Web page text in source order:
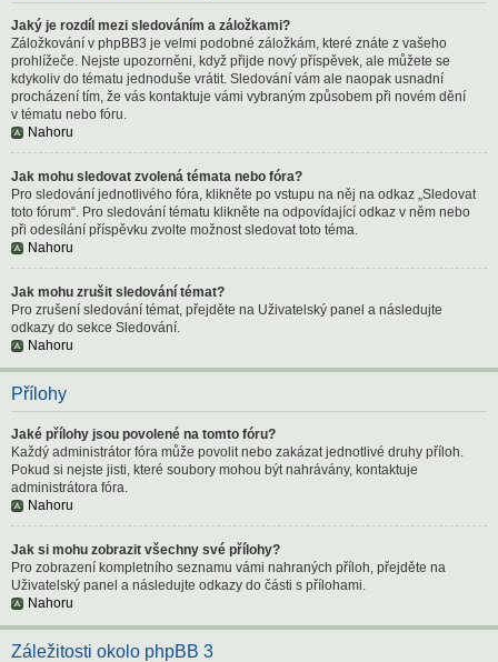
Jaký je rozdíl mezi sledováním a záložkami?
Záložkování v phpBB3 je velmi podobné záložkám, které znáte z vašeho
prohlížeče. Nejste upozorněni, když přijde nový příspěvek, ale můžete se
kdykoliv do tématu jednoduše vrátit. Sledování vám ale naopak usnadní
procházení tím, že vás kontaktuje vámi vybraným způsobem při novém dění
v tématu nebo fóru.
Nahoru
Jak mohu sledovat zvolená témata nebo fóra?
Pro sledování jednotlivého fóra, klikněte po vstupu na něj na odkaz „Sledovat
toto fórum“. Pro sledování tématu klikněte na odpovídající odkaz v něm nebo
při odesílání příspěvku zvolte možnost sledovat toto téma.
Nahoru
Jak mohu zrušit sledování témat?
Pro zrušení sledování témat, přejděte na Uživatelský panel a následujte
odkazy do sekce Sledování.
Nahoru
Přílohy
Jaké přílohy jsou povolené na tomto fóru?
Každý administrátor fóra může povolit nebo zakázat jednotlivé druhy příloh.
Pokud si nejste jisti, které soubory mohou být nahrávány, kontaktuje
administrátora fóra.
Nahoru
Jak si mohu zobrazit všechny své přílohy?
Pro zobrazení kompletního seznamu vámi nahraných příloh, přejděte na
Uživatelský panel a následujte odkazy do části s přílohami.
Nahoru
Záležitosti okolo phpBB 3